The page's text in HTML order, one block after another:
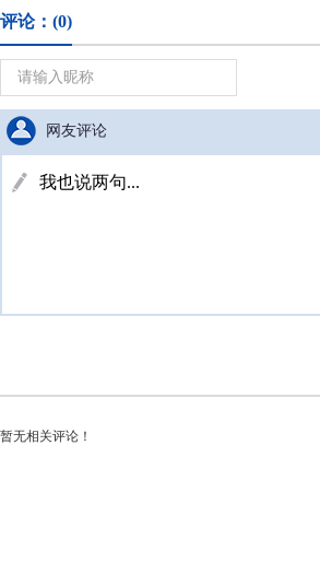
评论： (0)
网友评论
暂无相关评论！